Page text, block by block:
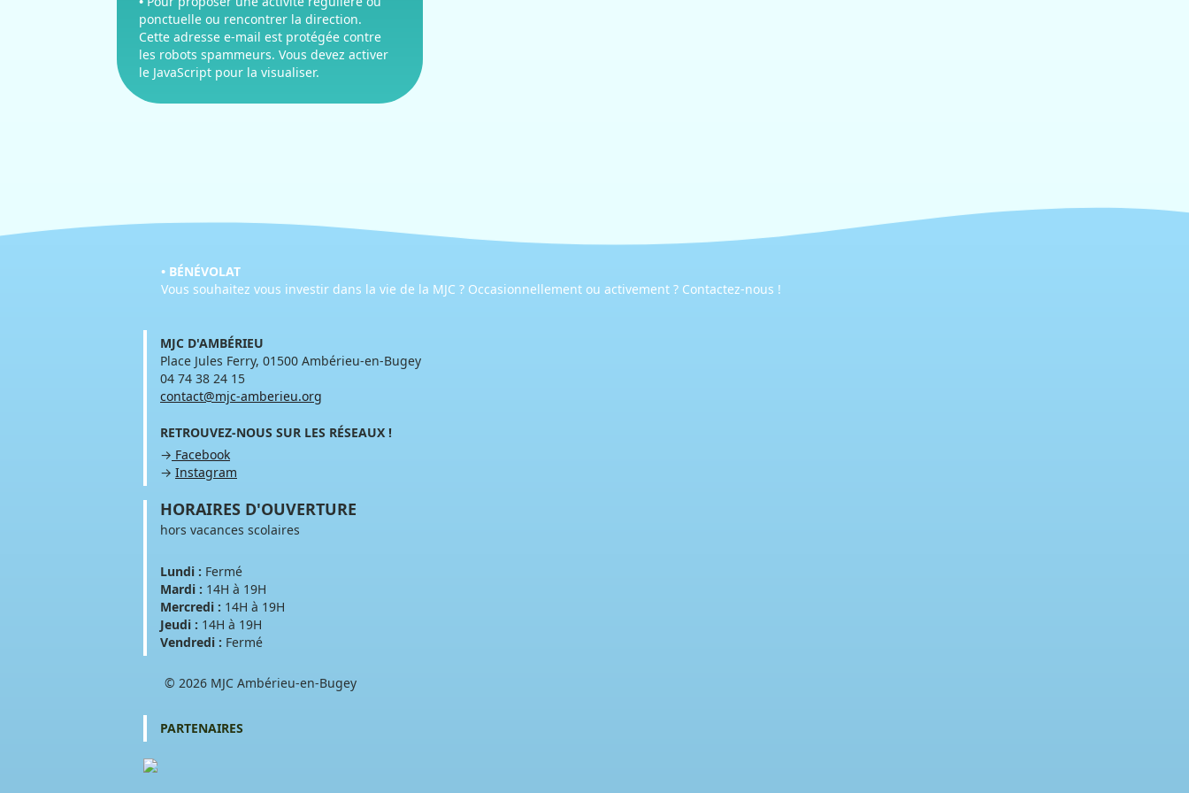
ponctuelle ou rencontrer la direction.
Cette adresse e-mail est protégée contre
les robots spammeurs. Vous devez activer
le JavaScript pour la visualiser.
• BÉNÉVOLAT
Vous souhaitez vous investir dans la vie de la MJC ? Occasionnellement ou activement ? Contactez-nous !
MJC D'AMBÉRIEU
Place Jules Ferry, 01500 Ambérieu-en-Bugey
04 74 38 24 15
contact@mjc-amberieu.org
RETROUVEZ-NOUS SUR LES RÉSEAUX !
→ Facebook
→ Instagram
HORAIRES D'OUVERTURE
hors vacances scolaires
Lundi : Fermé
Mardi : 14H à 19H
Mercredi : 14H à 19H
Jeudi : 14H à 19H
Vendredi : Fermé
© 2026 MJC Ambérieu-en-Bugey
PARTENAIRES